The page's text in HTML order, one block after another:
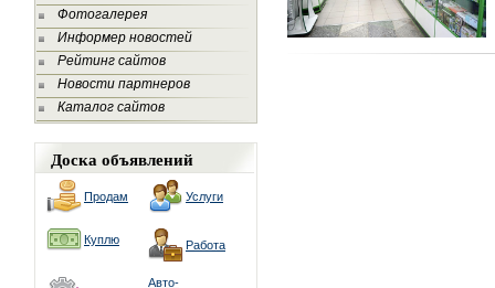
Фотогалерея
Информер новостей
Рейтинг сайтов
Новости партнеров
Каталог сайтов
Доска объявлений
Продам Услуги
Куплю Работа
Авто-